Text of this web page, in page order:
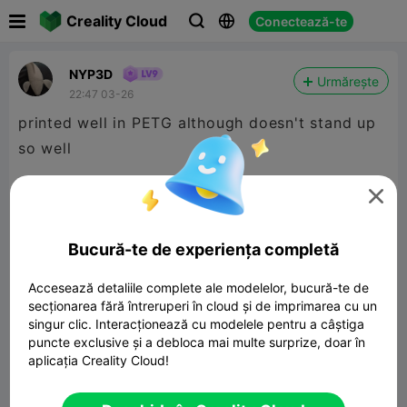
Creality Cloud   Conectează-te
NYP3D
22:47 03-26
Urmărește
printed well in PETG although doesn't stand up
so well

Bucură-te de experiența completă
Accesează detaliile complete ale modelelor, bucură-te de
secționarea fără întreruperi în cloud și de imprimarea cu un
singur clic. Interacționează cu modelele pentru a câștiga
puncte exclusive și a debloca mai multe surprize, doar în
aplicația Creality Cloud!